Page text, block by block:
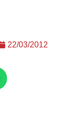
22/03/2012